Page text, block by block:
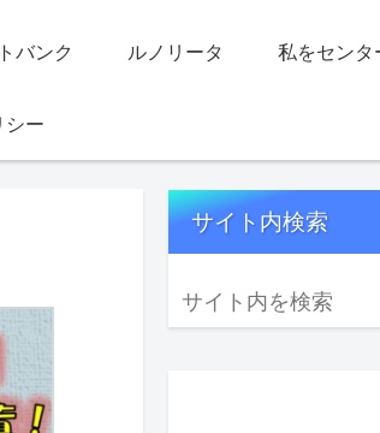
バンク ルノリータ 私をセンタ
シー
サイト内検索